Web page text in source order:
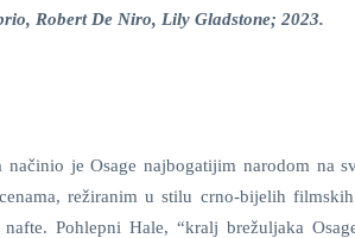
Robert De Niro, Lily Gladstone; 2023.
je Osage najbogatijim narodom na
režiranim u stilu crno-bijelih
Pohlepni Hale, “kralj brežuljaka